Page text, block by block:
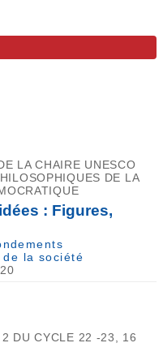
LA CHAIRE UNESCO
DE LA
: Figures,
la société
DU CYCLE 22 -23, 16